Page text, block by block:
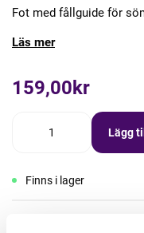
Fot med fållguide för
Läs mer
159,00kr
Lägg
Finns i lager